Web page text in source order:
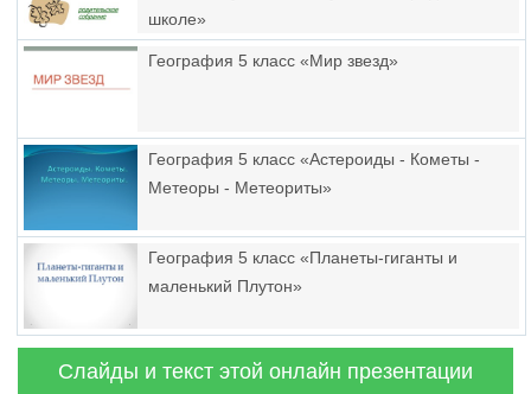
школе»
География 5 класс «Мир звезд»
География 5 класс «Астероиды - Кометы -
Метеоры - Метеориты»
География 5 класс «Планеты-гиганты и
маленький Плутон»
Слайды и текст этой онлайн презентации